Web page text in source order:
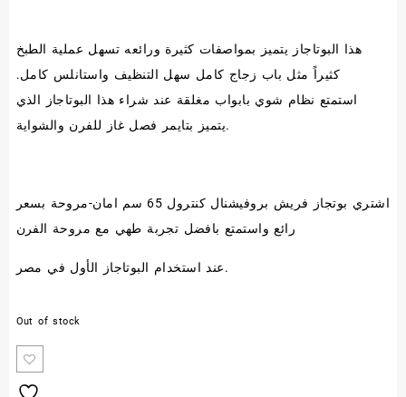
هذا البوتاجاز يتميز بمواصفات كثيرة ورائعه تسهل عملية الطبخ
كثيراً مثل باب زجاج كامل سهل التنظيف واستانلس كامل.
استمتع نظام شوي بابواب مغلقة عند شراء هذا البوتاجاز الذي
يتميز
بتايمر فصل غاز للفرن والشواية .
اشتري بوتجاز فريش بروفيشنال كنترول 65 سم امان-مروحة بسعر
رائع واستمتع بافضل تجربة طهي مع مروحة الفرن
عند استخدام البوتاجاز الأول في مصر.
Out of stock